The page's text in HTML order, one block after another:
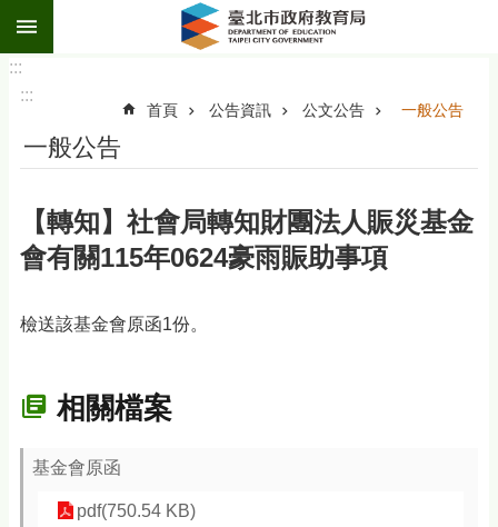
跳到主要內容區塊
:::
:::
首頁 公告資訊 公文公告 一般公告
一般公告
【轉知】社會局轉知財團法人賑災基金
會有關115年0624豪雨賑助事項
檢送該基金會原函1份。
相關檔案
基金會原函
pdf(750.54 KB)